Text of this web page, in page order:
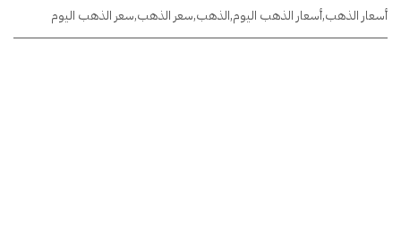
أسعار الذهب,أسعار الذهب اليوم,الذهب,سعر الذهب,سعر الذهب اليوم